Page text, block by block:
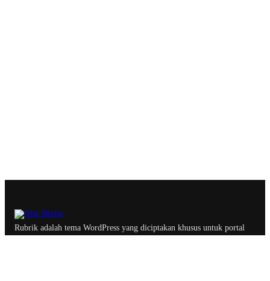
Rubrik adalah tema WordPress yang diciptakan khusus untuk portal